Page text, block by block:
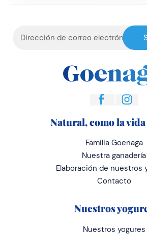
Natural, como la
Familia Goenaga
Nuestra ganadería
Elaboración de nuestros
Contacto
Nuestros
Nuestros yogures